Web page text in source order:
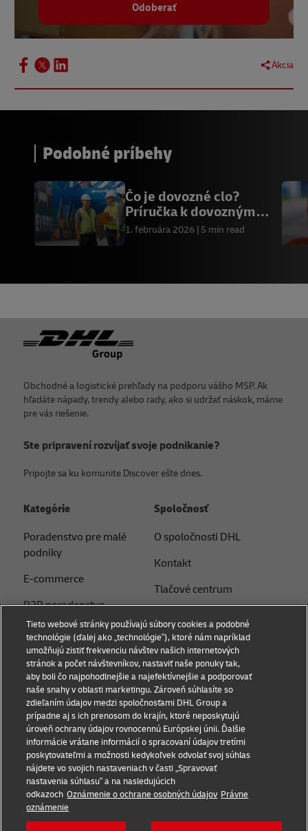
Odoberať
Akcia
Podobné príbehy
Čo je dovozné clo?
Príručka k dovozným
daniam a poplatkom
1. februára 2026 5 min read
Obchodné a logistické prehľady na podporu vášho MSP. Ak
hľadáte nápady, trendy alebo rady, ako si udržať náskok, máme
pre vás riešenie.
Ste pripravení rozvíjať svoje podnikanie?
Pripojte sa ku komunite Discover ešte dnes.
Kategórie
Poradenstvo pre malé
podniky
E-commerce
B2B poradenstvo
Logistické poradenstvo
Novinky a postrehy
Preprava s DHL
Service Point
Poslať zásielku
Spoločnosť
O spoločnosti DHL
Kontakt
Tlačové centrum
Právne upozornenie
Podmienky používania
Súkromie
Dokumenty
Nastavenia súborov
cookie
Sledujte nás
Tieto webové stránky používajú súbory cookies a podobné
technológie (ďalej ako „technológie“), ktoré nám napríklad
umožňujú zistiť frekvenciu návštev našich internetových
stránok a počet návštevníkov, nastaviť naše ponuky tak,
aby boli čo najpohodlnejšie a najefektívnejšie a podporovať
naše snahy v oblasti marketingu. Zároveň súhlasíte so
zdieľaním údajov medzi spoločnosťami DHL Group a
prípadne aj s ich prenosom do krajín, ktoré neposkytujú
úroveň ochrany údajov rovnocennú Európskej únii. Ďalšie
informácie vrátane informácií o spracovaní údajov tretími
poskytovateľmi a možnosti kedykoľvek odvolať svoj súhlas
nájdete vo svojich nastaveniach v časti „Spravovať
nastavenia súhlasu“ a na nasledujúcich
odkazoch Oznámenie o ochrane osobných údajov Právne
oznámenie